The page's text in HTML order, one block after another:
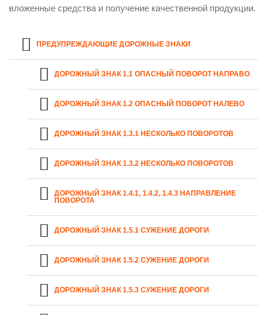
вложенные средства и получение качественной продукции.
ПРЕДУПРЕЖДАЮЩИЕ ДОРОЖНЫЕ ЗНАКИ
ДОРОЖНЫЙ ЗНАК 1.1 ОПАСНЫЙ ПОВОРОТ НАПРАВО
ДОРОЖНЫЙ ЗНАК 1.2 ОПАСНЫЙ ПОВОРОТ НАЛЕВО
ДОРОЖНЫЙ ЗНАК 1.3.1 НЕСКОЛЬКО ПОВОРОТОВ
ДОРОЖНЫЙ ЗНАК 1.3.2 НЕСКОЛЬКО ПОВОРОТОВ
ДОРОЖНЫЙ ЗНАК 1.4.1, 1.4.2, 1.4.3 НАПРАВЛЕНИЕ
ПОВОРОТА
ДОРОЖНЫЙ ЗНАК 1.5.1 СУЖЕНИЕ ДОРОГИ
ДОРОЖНЫЙ ЗНАК 1.5.2 СУЖЕНИЕ ДОРОГИ
ДОРОЖНЫЙ ЗНАК 1.5.3 СУЖЕНИЕ ДОРОГИ